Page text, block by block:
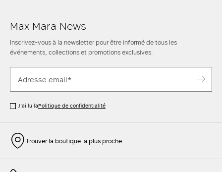
Max Mara News
Inscrivez-vous à la newsletter pour être informé de tous les
événements, collections et promotions exclusives.
J’ai lu laPolitique de confidentialité
Trouver la boutique la plus proche